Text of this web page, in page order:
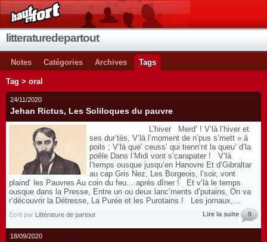
litteraturedepartout
Notes Catégories Archives Tags
Tag > oral
24/11/2020
Jehan Rictus, Les Soliloques du pauvre
L’hiver Merd’ ! V’là l’hiver et
ses dur’tés, V’là l’moment de n’pus s’mett » à
poils ; V’là que’ ceuss’ qui tienn’nt la queu’ d’la
poêle Dans l’Midi vont s’carapater ! V’là
l’temps ousque jusqu’en Hanovre Et d’Gibraltar
au cap Gris Nez, Les Borgeois, l’soir, vont
plaind’ les Pauvres Au coin du feu... après dîner ! Et v’là le temps
ousque dans la Presse, Entre un ou deux lanc’ments d’putains, On va
r’découvrir la Détresse, La Purée et les Purotains ! Les jornaux,...
Écrit par Littérature de partout Lire la suite 0
18/09/2020